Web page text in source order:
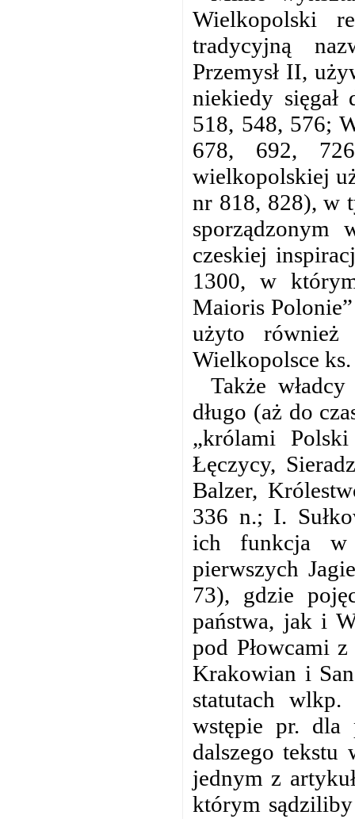
Wielkopolski
tradycyjną
Przemysł II,
niekiedy
518, 548, 576;
678, 692,
wielkopolskiej
nr 818, 828), w
czeskiej
1300, w
Maioris
użyto
Wielkopolsce
Także
długo (aż do
„królami
Łęczycy,
Balzer,
336 n.; I.
ich funkcja w
pierwszych
73), gdzie
państwa, jak i
pod Płowcami
Krakowian i
statutach
wstępie pr. dla
dalszego
jednym z
którym